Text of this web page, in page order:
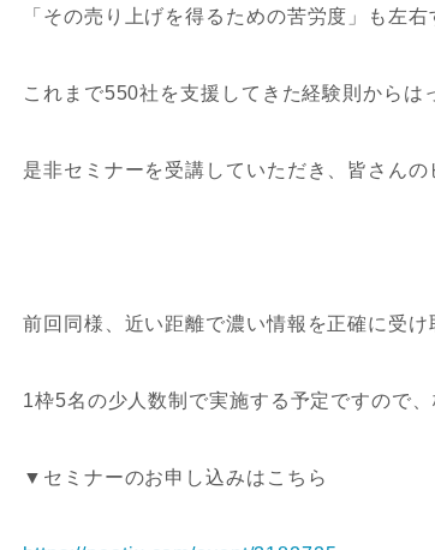
「その売り上げを得るための苦労度」も左右
これまで550社を支援してきた経験則からは
是非セミナーを受講していただき、皆さん
前回同様、近い距離で濃い情報を正確に受け
1枠5名の少人数制で実施する予定ですので
▼セミナーのお申し込みはこちら